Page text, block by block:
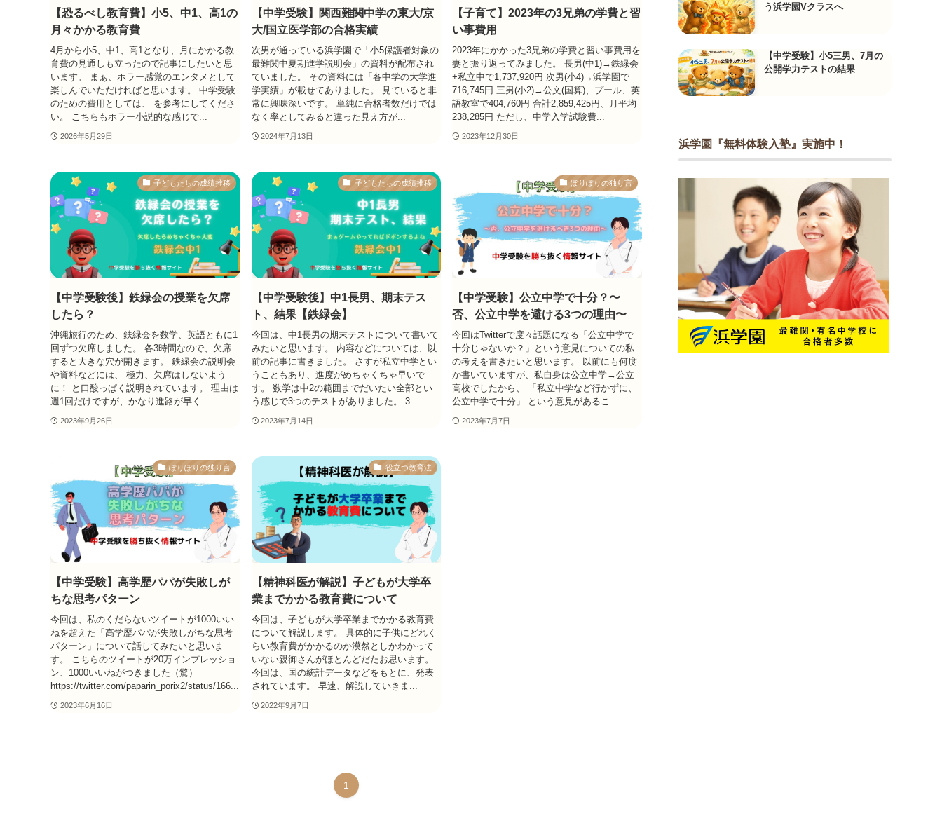
【恐るべし教育費】小5、中1、高1の
月々かかる教育費
4月から小5、中1、高1となり、月にかかる教
育費の見通しも立ったので記事にしたいと思
います。 まぁ、ホラー感覚のエンタメとして
楽しんでいただければと思います。 中学受験
のための費用としては、 を参考にしてくださ
い。 こちらもホラー小説的な感じで...
2026年5月29日
【中学受験】関西難関中学の東大/京
大/国立医学部の合格実績
次男が通っている浜学園で「小5保護者対象の
最難関中夏期進学説明会」の資料が配布され
ていました。 その資料には「各中学の大学進
学実績」が載せてありました。 見ていると非
常に興味深いです。 単純に合格者数だけでは
なく率としてみると違った見え方が...
2024年7月13日
【子育て】2023年の3兄弟の学費と習
い事費用
2023年にかかった3兄弟の学費と習い事費用を
妻と振り返ってみました。 長男(中1)→鉄緑会
+私立中で1,737,920円 次男(小4)→浜学園で
716,745円 三男(小2)→公文(国算)、プール、英
語教室で404,760円 合計2,859,425円、月平均
238,285円 ただし、中学入学試験費...
2023年12月30日
子どもたちの成績推移
【中学受験後】鉄緑会の授業を欠席
したら？
沖縄旅行のため、鉄緑会を数学、英語ともに1
回ずつ欠席しました。 各3時間なので、欠席
すると大きな穴が開きます。 鉄緑会の説明会
や資料などには、 極力、欠席はしないよう
に！ と口酸っぱく説明されています。 理由は
週1回だけですが、かなり進路が早く...
2023年9月26日
子どもたちの成績推移
【中学受験後】中1長男、期末テス
ト、結果【鉄緑会】
今回は、中1長男の期末テストについて書いて
みたいと思います。 内容などについては、以
前の記事に書きました。 さすが私立中学とい
うこともあり、進度がめちゃくちゃ早いで
す。 数学は中2の範囲までだいたい全部とい
う感じで3つのテストがありました。 3...
2023年7月14日
ぽりぽりの独り言
【中学受験】公立中学で十分？〜
否、公立中学を避ける3つの理由〜
今回はTwitterで度々話題になる「公立中学で
十分じゃないか？」という意見についての私
の考えを書きたいと思います。 以前にも何度
か書いていますが、私自身は公立中学→公立
高校でしたから、 「私立中学など行かずに、
公立中学で十分」 という意見があるこ...
2023年7月7日
ぽりぽりの独り言
【中学受験】高学歴パパが失敗しが
ちな思考パターン
今回は、私のくだらないツイートが1000いい
ねを超えた「高学歴パパが失敗しがちな思考
パターン」について話してみたいと思いま
す。 こちらのツイートが20万インプレッショ
ン、1000いいねがつきました（驚）
https://twitter.com/paparin_porix2/status/166...
2023年6月16日
役立つ教育法
【精神科医が解説】子どもが大学卒
業までかかる教育費について
今回は、子どもが大学卒業までかかる教育費
について解説します。 具体的に子供にどれく
らい教育費がかかるのか漠然としかわかって
いない親御さんがほとんどだたお思います。
今回は、国の統計データなどをもとに、発表
されています。 早速、解説していきま...
2022年9月7日
1
う浜学園Vクラスへ
【中学受験】小5三男、7月の
公開学力テストの結果
浜学園『無料体験入塾』実施中！